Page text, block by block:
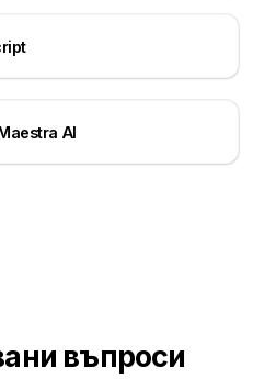
AI
въпроси